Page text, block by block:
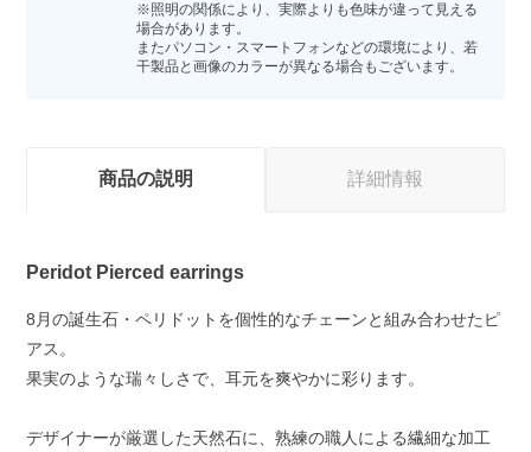
※照明の関係により、実際よりも色味が違って見える
場合があります。
またパソコン・スマートフォンなどの環境により、若
干製品と画像のカラーが異なる場合もございます。
商品の説明 詳細情報
Peridot Pierced earrings
8月の誕生石・ペリドットを個性的なチェーンと組み合わせたピ
アス。
果実のような瑞々しさで、耳元を爽やかに彩ります。
デザイナーが厳選した天然石に、熟練の職人による繊細な加工